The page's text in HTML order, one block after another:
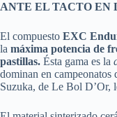
ANTE EL TACTO EN
El compuesto EXC
la máxima potencia de
pastillas. Ésta gama es la
dominan en campeonatos
Suzuka, de Le Bol D’Or,